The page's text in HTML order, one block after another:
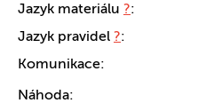
Jazyk materiálu ?:
Jazyk pravidel ?:
Komunikace:
Náhoda: